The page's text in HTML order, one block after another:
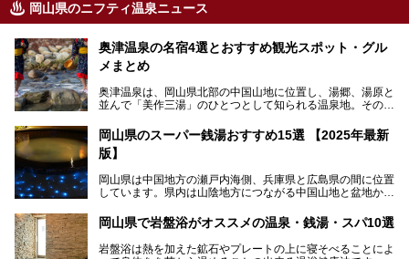
岡山県のニフティ温泉ニュース
奥津温泉の名宿4選とおすすめ観光スポット・グル
メまとめ
奥津温泉は、岡山県北部の中国山地に位置し、湯郷、湯原と
並んで「美作三湯」のひとつとして知られる温泉地。その泉
す。
この記事では、奥津温泉で宿泊におすすめの宿、観光スポッ
を存分に味わい、癒しの旅を楽しんでくださいね。
岡山県のスーパー銭湯おすすめ15選 【2025年最新
版】
岡山県は中国地方の瀬戸内海側、兵庫県と広島県の間に位置
しています。県内は山陰地方につながる中国山地と盆地から
海に多数の島々が浮かぶ瀬戸内海に面した南部に分けられま
す。年間を通じて降水量が少ない「晴れの国」で、モモやブ
ドウなど果物の栽培が盛んなうえ、その品質の高さは全国的
にも有名です。
岡山県で岩盤浴がオススメの温泉・銭湯・スパ10選
岩盤浴は熱を加えた鉱石やプレートの上に寝そべることによ